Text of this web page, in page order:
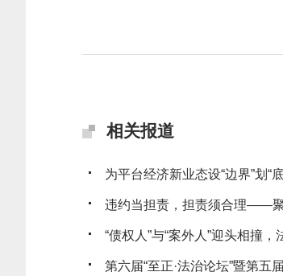
相关报道
为平台经济新业态设“边界”划
违约当担责，担责须合理——
“债权人”与“案外人”迎头相撞
第六届“至正·法治论坛”暨第五